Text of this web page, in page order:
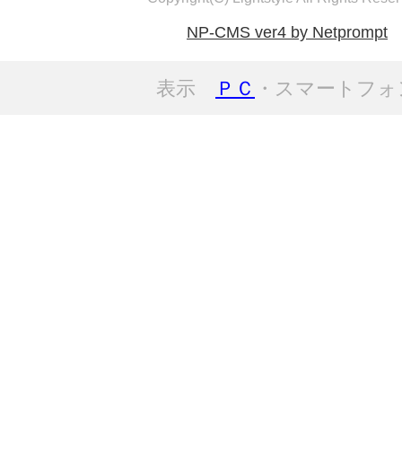
NP-CMS ver4 by Netprompt
表示 ＰＣ ・スマートフ